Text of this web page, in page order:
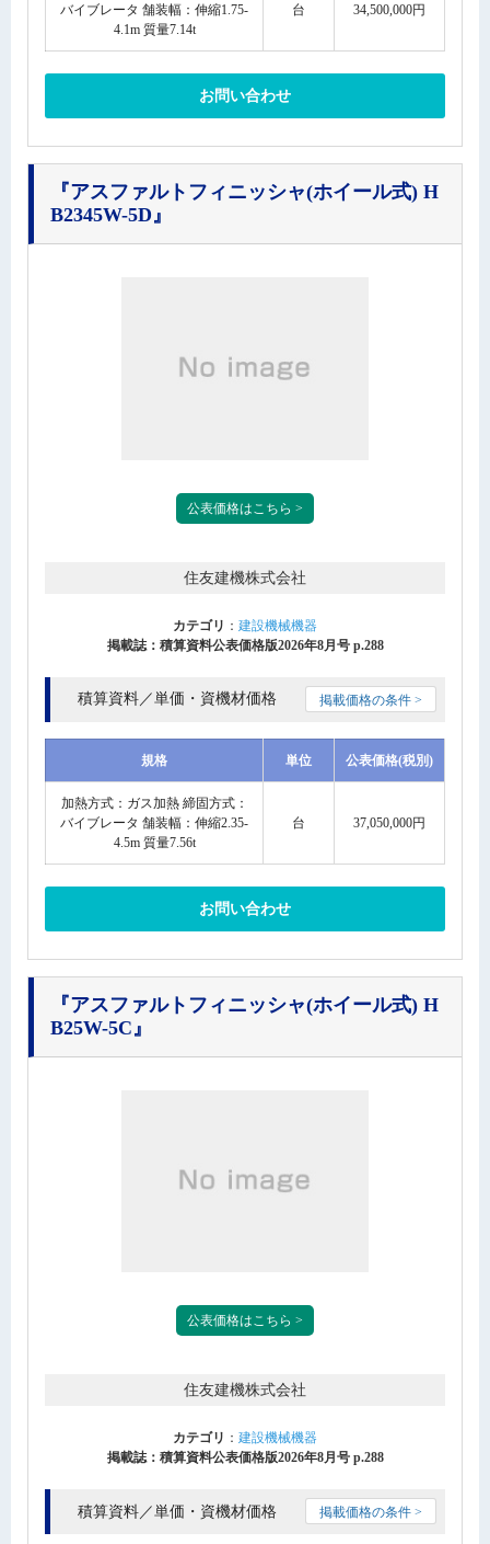
バイブレータ 舗装幅：伸縮1.75-
4.1m 質量7.14t
台 34,500,000円
お問い合わせ
『アスファルトフィニッシャ(ホイール式) H
B2345W-5D』
公表価格はこちら >
住友建機株式会社
カテゴリ ： 建設機械機器
掲載誌：積算資料公表価格版2026年8月号 p.288
積算資料／単価・資機材価格 掲載価格の条件 >
規格 単位 公表価格(税別)
加熱方式：ガス加熱 締固方式：
バイブレータ 舗装幅：伸縮2.35-
4.5m 質量7.56t
台 37,050,000円
お問い合わせ
『アスファルトフィニッシャ(ホイール式) H
B25W-5C』
公表価格はこちら >
住友建機株式会社
カテゴリ ： 建設機械機器
掲載誌：積算資料公表価格版2026年8月号 p.288
積算資料／単価・資機材価格 掲載価格の条件 >